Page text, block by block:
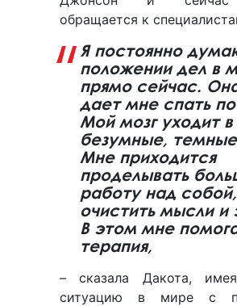
обращается к
Я постоянно
положении дел в
прямо сейчас.
дает мне спать
Мой мозг уходит в
безумные,
Мне приходится
проделывать
работу над
очистить мысли и
В этом мне
терапия,
– сказала Дакота,
ситуацию в мире с